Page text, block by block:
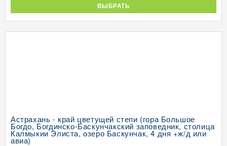
ВЫБРАТЬ
Астрахань - край цветущей степи (гора Большое
Богдо, Богдинско-Баскунчакский заповедник, столица
Калмыкии Элиста, озеро Баскунчак, 4 дня +ж/д или
авиа)